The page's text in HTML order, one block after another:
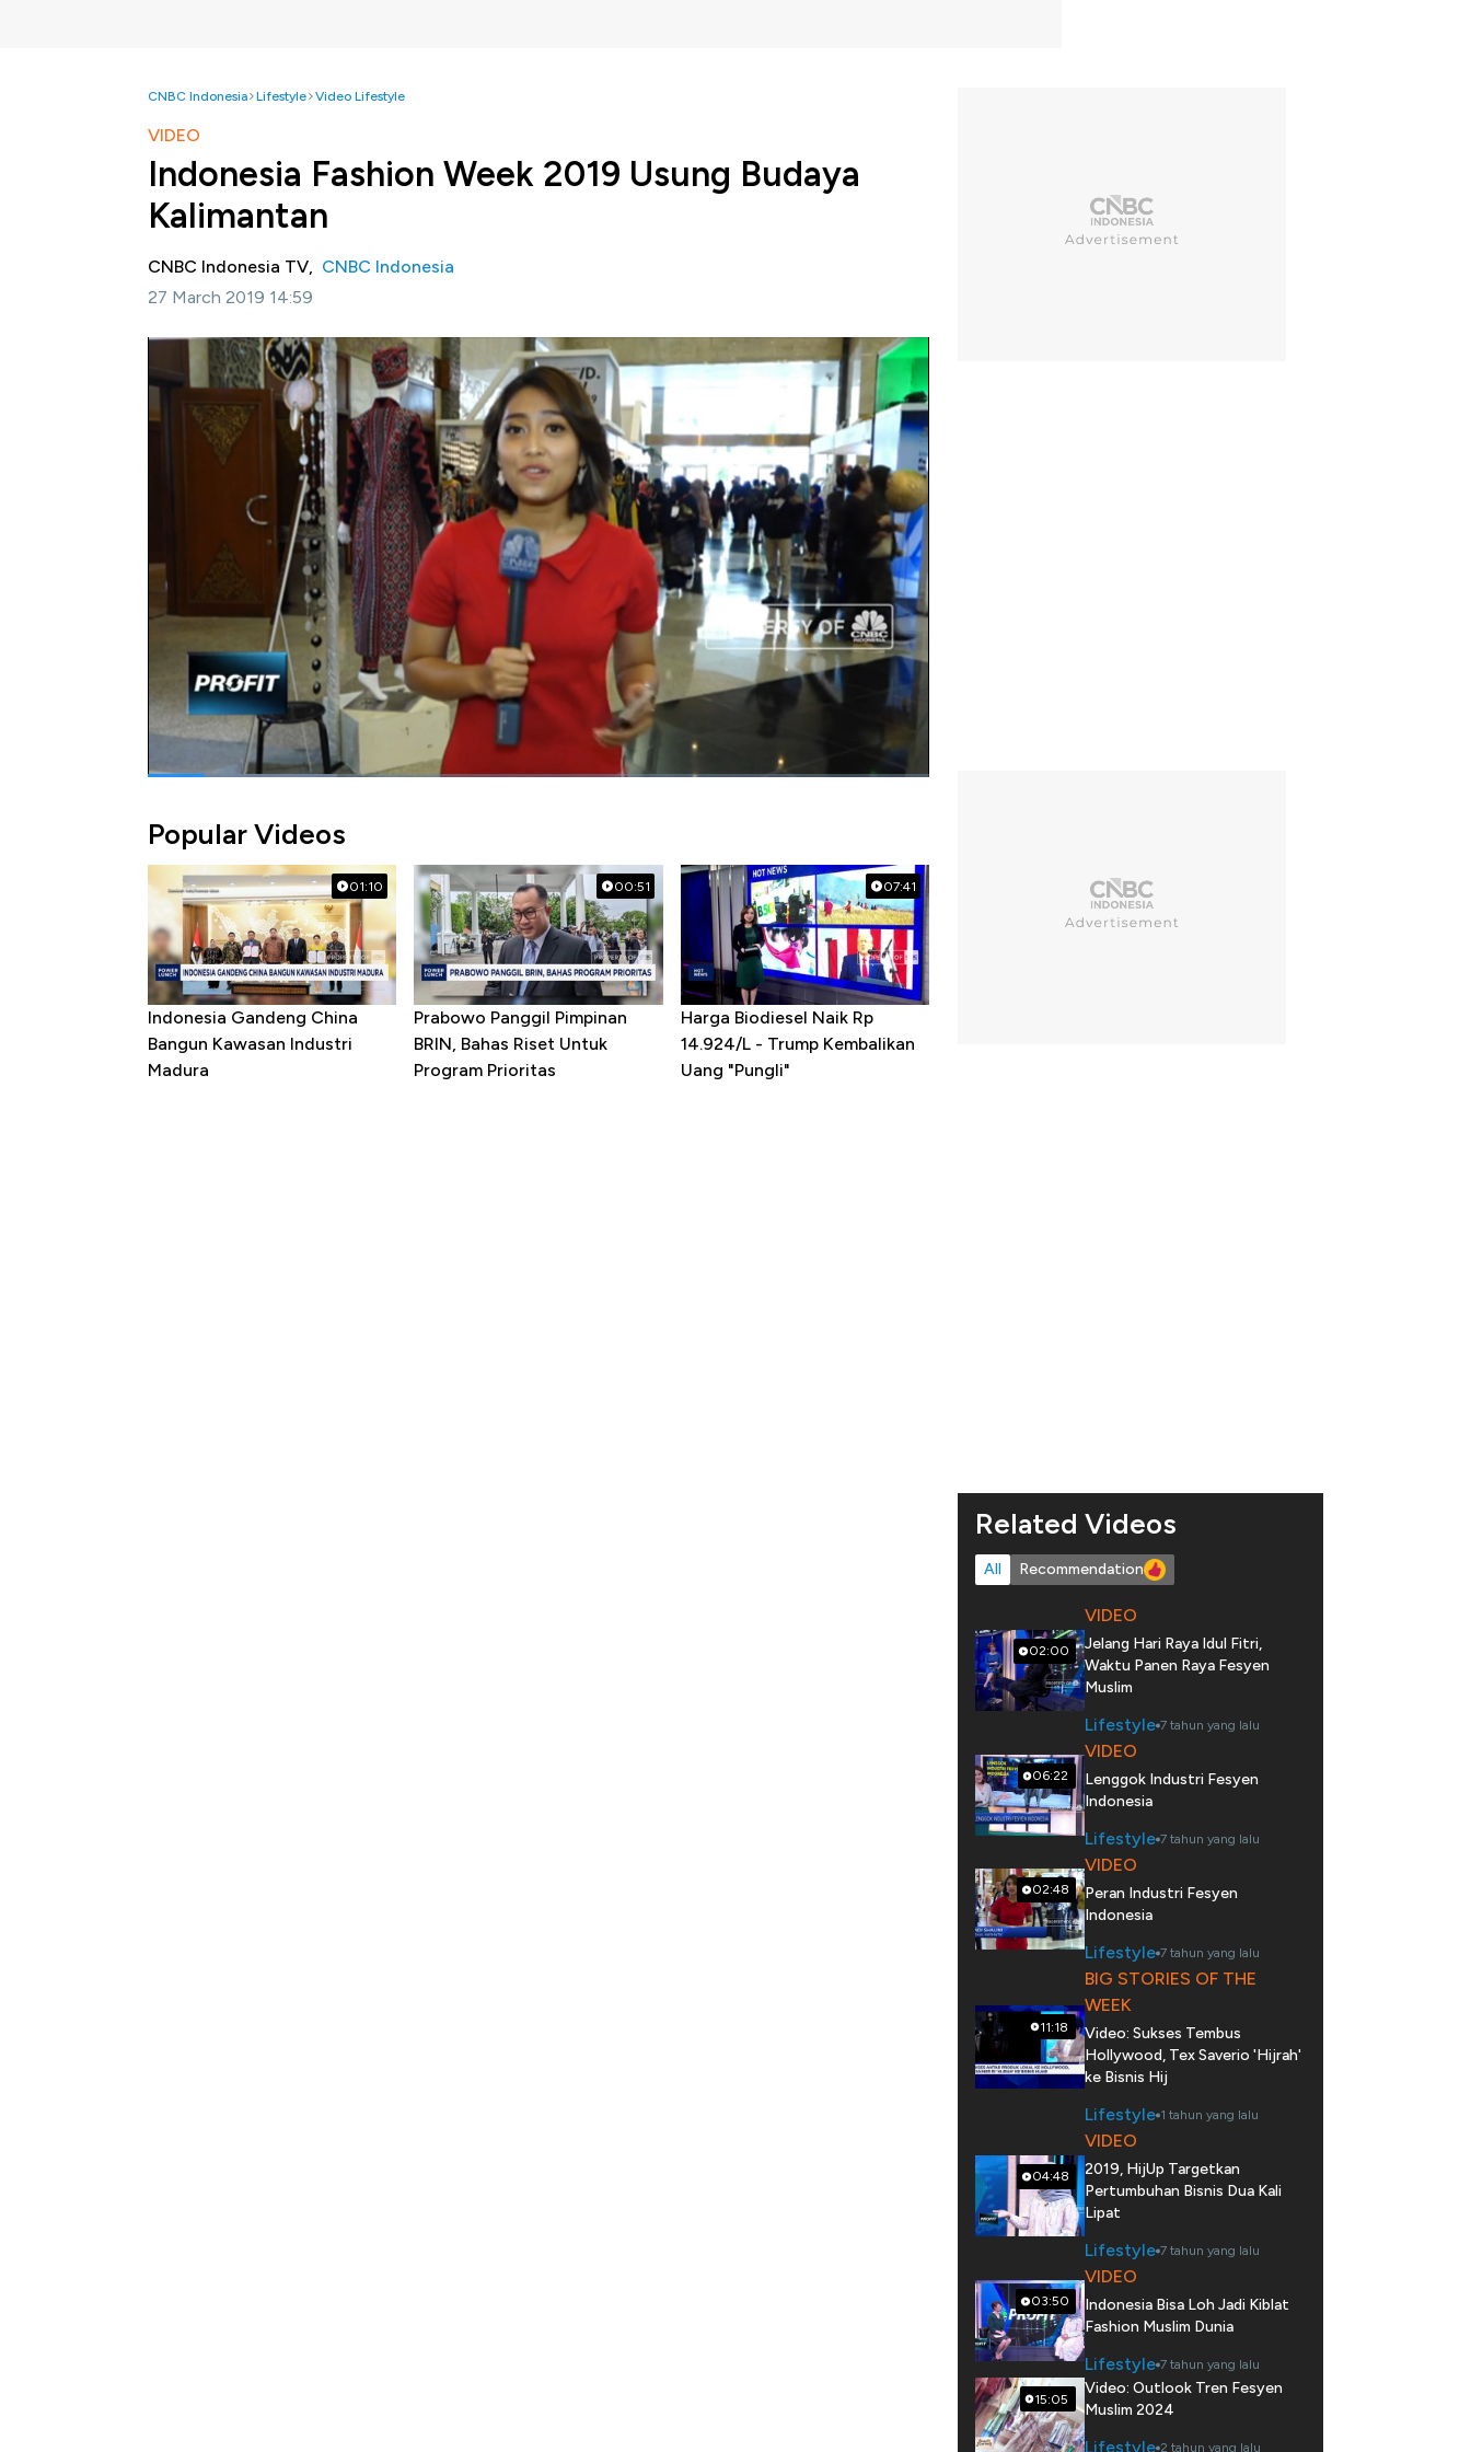
CNBC Indonesia Lifestyle Video Lifestyle
VIDEO
Indonesia Fashion Week 2019 Usung Budaya
Kalimantan
CNBC Indonesia TV, CNBC Indonesia
27 March 2019 14:59
Jakarta, CNBC Indonesia-Mulai Rabu, 27 Maret 2019, perhelatan fesyen terbesar di Tanah Air,
Indonesia Fashion Week 2019 mulai digelar dan tahun ini membawa tema budaya Kalimantan sebagai
salah satu sumber inspirasi fesyen Nusantara. Acara ini berlangsung hingga Minggu 31 Maret 2019.
Melalui kegiatan ini, berbagai pelaku industri kreatif di bidang fesyen bisa unjuk diri untuk meraih pasar
baik domestik maupun ekspor.
Berikut ini laporan JurnalisCNBC Indonesia, AndiShalini, langsung dari Indonesia Fashion Week, di
Jakarta Convention Center dalam program Profit,CNBC Indonesia (Rabu, 27/03/2019) berikut ini.
Bagikan:
#ifw #indonesia fashion week 2019 #fesyen #industri kreatif
Popular Videos
01:10
Indonesia Gandeng China
Bangun Kawasan Industri
Madura
00:51
Prabowo Panggil Pimpinan
BRIN, Bahas Riset Untuk
Program Prioritas
07:41
Harga Biodiesel Naik Rp
14.924/L - Trump Kembalikan
Uang "Pungli"
Related Videos
All Recommendation
02:00
VIDEO
Jelang Hari Raya Idul Fitri,
Waktu Panen Raya Fesyen
Muslim
Lifestyle 7 tahun yang lalu
06:22
VIDEO
Lenggok Industri Fesyen
Indonesia
Lifestyle 7 tahun yang lalu
02:48
VIDEO
Peran Industri Fesyen
Indonesia
Lifestyle 7 tahun yang lalu
11:18
BIG STORIES OF THE
WEEK
Video: Sukses Tembus
Hollywood, Tex Saverio 'Hijrah'
ke Bisnis Hij
Lifestyle 1 tahun yang lalu
04:48
VIDEO
2019, HijUp Targetkan
Pertumbuhan Bisnis Dua Kali
Lipat
Lifestyle 7 tahun yang lalu
03:50
VIDEO
Indonesia Bisa Loh Jadi Kiblat
Fashion Muslim Dunia
Lifestyle 7 tahun yang lalu
15:05
Video: Outlook Tren Fesyen
Muslim 2024
Lifestyle 2 tahun yang lalu